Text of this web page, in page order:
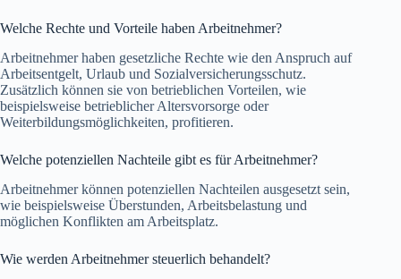
Welche Rechte und Vorteile haben Arbeitnehmer?
Arbeitnehmer haben gesetzliche Rechte wie den Anspruch auf
Arbeitsentgelt, Urlaub und Sozialversicherungsschutz.
Zusätzlich können sie von betrieblichen Vorteilen, wie
beispielsweise betrieblicher Altersvorsorge oder
Weiterbildungsmöglichkeiten, profitieren.
Welche potenziellen Nachteile gibt es für Arbeitnehmer?
Arbeitnehmer können potenziellen Nachteilen ausgesetzt sein,
wie beispielsweise Überstunden, Arbeitsbelastung und
möglichen Konflikten am Arbeitsplatz.
Wie werden Arbeitnehmer steuerlich behandelt?